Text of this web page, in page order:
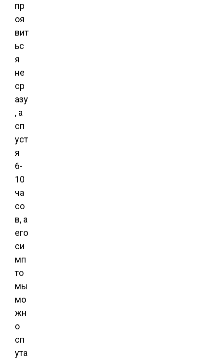
пр
оя
вит
ьс
я
не
ср
азу
, а
сп
уст
я
6-
10
ча
со
в, а
его
си
мп
то
мы
мо
жн
о
сп
ута